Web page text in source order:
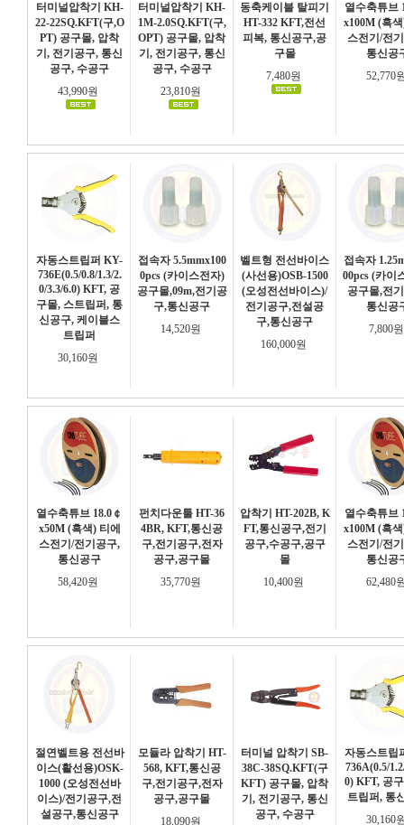
터미널압착기 KH-
22-22SQ.KFT(구,O
PT) 공구몰, 압착
기, 전기공구, 통신
공구, 수공구
43,990원
터미널압착기 KH-
1M-2.0SQ.KFT(구,
OPT) 공구몰, 압착
기, 전기공구, 통신
공구, 수공구
23,810원
동축케이블 탈피기
HT-332 KFT,전선
피복, 통신공구,공
구몰
7,480원
열수축튜브
x100M (흑
스전기/전
통신공
52,770
자동스트립퍼 KY-
736E(0.5/0.8/1.3/2.
0/3.3/6.0) KFT, 공
구몰, 스트립퍼, 통
신공구, 케이블스
트립퍼
30,160원
접속자 5.5mmx100
0pcs (카이스전자)
공구몰,09m,전기공
구,통신공구
14,520원
벨트형 전선바이스
(사선용)OSB-1500
(오성전선바이스)/
전기공구,전설공
구,통신공구
160,000원
접속자
00pcs (카이
공구몰,전
통신공
7,800
열수축튜브 18.0￠
x50M (흑색) 티에
스전기/전기공구,
통신공구
58,420원
펀치다운툴 HT-36
4BR, KFT,통신공
구,전기공구,전자
공구,공구몰
35,770원
압착기 HT-202B, K
FT,통신공구,전기
공구,수공구,공구
몰
10,400원
열수축튜브
x100M (흑
스전기/전
통신공
62,480
절연벨트용 전선바
이스(활선용)OSK-
1000 (오성전선바
이스)/전기공구,전
설공구,통신공구
모듈라 압착기 HT-
568, KFT,통신공
구,전기공구,전자
공구,공구몰
18,090원
터미널 압착기 SB-
38C-38SQ.KFT(구
KFT) 공구몰, 압착
기, 전기공구, 통신
공구, 수공구
자동스트립
736A(0.5/
0) KFT, 공
트립퍼, 통
30,160